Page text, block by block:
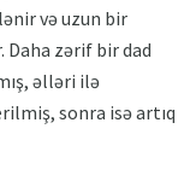
və uzun bir
Daha zərif bir dad
əlləri ilə
sonra isə artıq